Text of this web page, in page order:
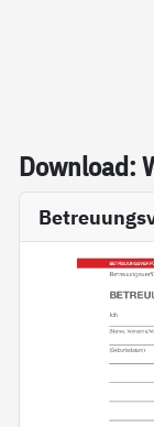
Down­load: